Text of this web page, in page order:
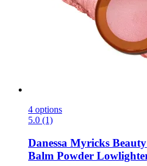
4 options
5.0 (1)
Danessa Myricks Beauty
Balm Powder